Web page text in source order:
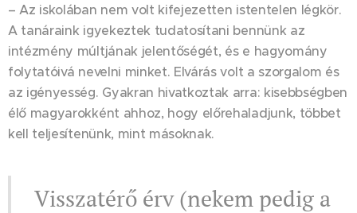
– Az iskolában nem volt kifejezetten istentelen légkör.
A tanáraink igyekeztek tudatosítani bennünk az
intézmény múltjának jelentőségét, és e hagyomány
folytatóivá nevelni minket. Elvárás volt a szorgalom és
az igényesség. Gyakran hivatkoztak arra: kisebbségben
élő magyarokként ahhoz, hogy előrehaladjunk, többet
kell teljesítenünk, mint másoknak.
Visszatérő érv (nekem pedig a